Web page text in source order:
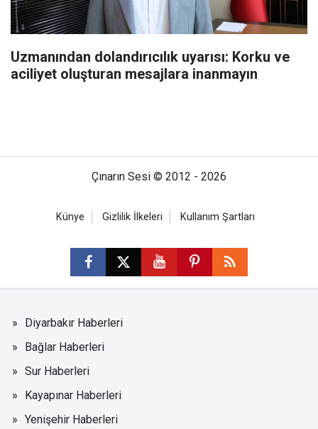
Uzmanından dolandırıcılık uyarısı: Korku ve
aciliyet oluşturan mesajlara inanmayın
Çınarın Sesi © 2012 - 2026
Künye Gizlilik İlkeleri Kullanım Şartları
Diyarbakır Haberleri
Bağlar Haberleri
Sur Haberleri
Kayapınar Haberleri
Yenişehir Haberleri